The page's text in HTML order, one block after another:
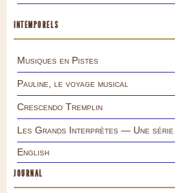
INTEMPORELS
Musiques en Pistes
Pauline, le voyage musical
Crescendo Tremplin
Les Grands Interprètes — Une série
English
JOURNAL